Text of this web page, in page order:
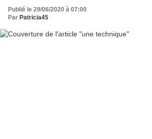
Publié le 29/06/2020 à 07:00
Par Patricia45